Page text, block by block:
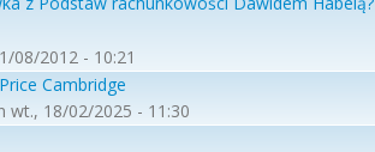
08/2012 - 10:21
Cambridge
wt., 18/02/2025 - 11:30